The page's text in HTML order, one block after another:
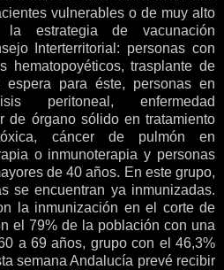
vulnerables o de muy alto
la estrategia de vacunación
Interterritorial: personas con
hematopoyéticos, trasplante de
para éste, personas en
peritoneal, enfermedad
de órgano sólido en tratamiento
cáncer de pulmón en
o inmunoterapia y personas
de 40 años. En este grupo,
se encuentran ya inmunizadas.
la inmunización en el corte de
el 79% de la población con una
a 69 años, grupo con el 46,3%
semana Andalucía prevé recibir